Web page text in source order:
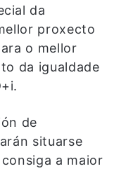
da
proxecto
o mellor
da igualdade
de
situarse
a maior